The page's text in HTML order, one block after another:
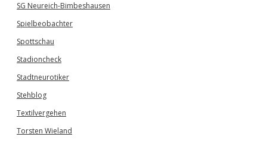
SG Neureich-Bimbeshausen
Spielbeobachter
Spottschau
Stadioncheck
Stadtneurotiker
Stehblog
Textilvergehen
Torsten Wieland